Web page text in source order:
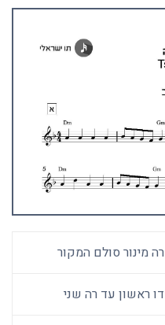
רה מינור סולם המקור
דו ראשון עד רה שני